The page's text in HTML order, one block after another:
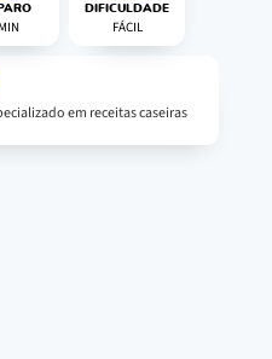
DIFICULDADE
FÁCIL
em receitas caseiras